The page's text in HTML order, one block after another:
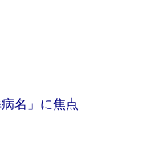
名」に焦点